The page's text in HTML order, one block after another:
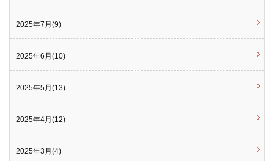
2025年7月(9)
2025年6月(10)
2025年5月(13)
2025年4月(12)
2025年3月(4)